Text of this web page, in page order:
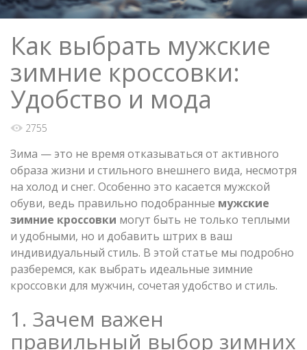
Как выбрать мужские
зимние кроссовки:
Удобство и мода
2755
Зима — это не время отказываться от активного
образа жизни и стильного внешнего вида, несмотря
на холод и снег. Особенно это касается мужской
обуви, ведь правильно подобранные мужские
зимние кроссовки могут быть не только теплыми
и удобными, но и добавить штрих в ваш
индивидуальный стиль. В этой статье мы подробно
разберемся, как выбрать идеальные зимние
кроссовки для мужчин, сочетая удобство и стиль.
1. Зачем важен
правильный выбор зимних